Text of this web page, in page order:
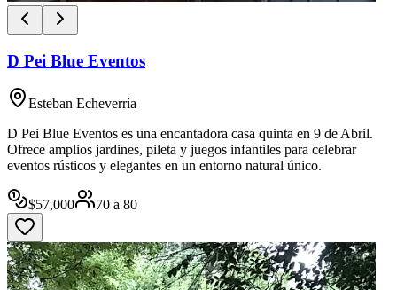
D Pei Blue Eventos
Esteban Echeverría
D Pei Blue Eventos es una encantadora casa quinta en 9 de Abril.
Ofrece amplios jardines, pileta y juegos infantiles para celebrar
eventos rústicos y elegantes en un entorno natural único.
$57,000 70 a 80